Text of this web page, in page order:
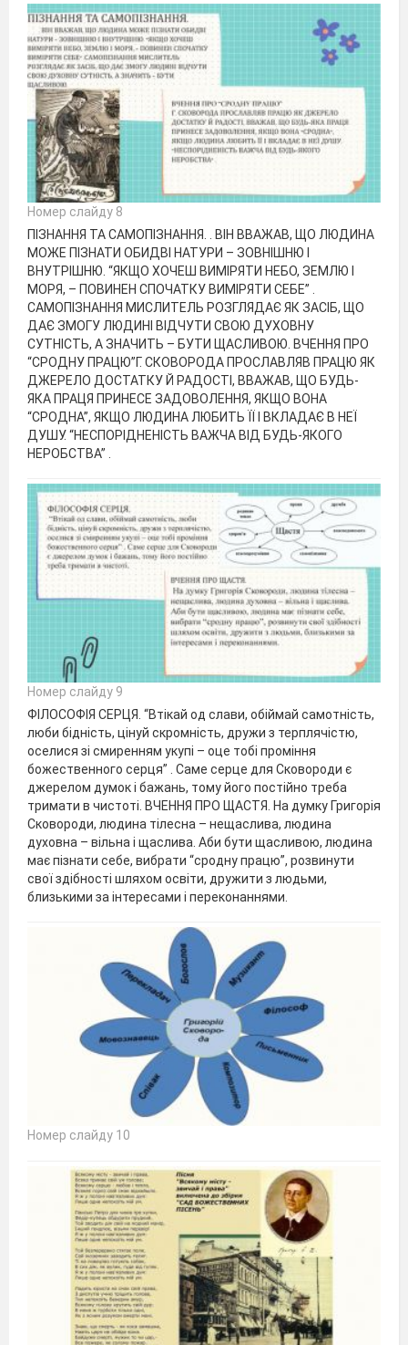
Номер слайду 8
ПІЗНАННЯ ТА САМОПІЗНАННЯ. . ВІН ВВАЖАВ, ЩО ЛЮДИНА
МОЖЕ ПІЗНАТИ ОБИДВІ НАТУРИ – ЗОВНІШНЮ І
ВНУТРІШНЮ. “ЯКЩО ХОЧЕШ ВИМІРЯТИ НЕБО, ЗЕМЛЮ І
МОРЯ, – ПОВИНЕН СПОЧАТКУ ВИМІРЯТИ СЕБЕ” .
САМОПІЗНАННЯ МИСЛИТЕЛЬ РОЗГЛЯДАЄ ЯК ЗАСІБ, ЩО
ДАЄ ЗМОГУ ЛЮДИНІ ВІДЧУТИ СВОЮ ДУХОВНУ
СУТНІСТЬ, А ЗНАЧИТЬ – БУТИ ЩАСЛИВОЮ. ВЧЕННЯ ПРО
“СРОДНУ ПРАЦЮ”Г. СКОВОРОДА ПРОСЛАВЛЯВ ПРАЦЮ ЯК
ДЖЕРЕЛО ДОСТАТКУ Й РАДОСТІ, ВВАЖАВ, ЩО БУДЬ-
ЯКА ПРАЦЯ ПРИНЕСЕ ЗАДОВОЛЕННЯ, ЯКЩО ВОНА
“СРОДНА”, ЯКЩО ЛЮДИНА ЛЮБИТЬ ЇЇ І ВКЛАДАЄ В НЕЇ
ДУШУ. “НЕСПОРІДНЕНІСТЬ ВАЖЧА ВІД БУДЬ-ЯКОГО
НЕРОБСТВА” .
Номер слайду 9
ФІЛОСОФІЯ СЕРЦЯ. “Втікай од слави, обіймай самотність,
люби бідність, цінуй скромність, дружи з терплячістю,
оселися зі смиренням укупі – оце тобі проміння
божественного серця” . Саме серце для Сковороди є
джерелом думок і бажань, тому його постійно треба
тримати в чистоті. ВЧЕННЯ ПРО ЩАСТЯ. На думку Григорія
Сковороди, людина тілесна – нещаслива, людина
духовна – вільна і щаслива. Аби бути щасливою, людина
має пізнати себе, вибрати “сродну працю”, розвинути
свої здібності шляхом освіти, дружити з людьми,
близькими за інтересами і переконаннями.
Номер слайду 10